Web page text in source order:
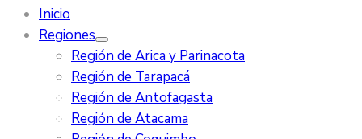
Inicio
Regiones
Región de Arica y Parinacota
Región de Tarapacá
Región de Antofagasta
Región de Atacama